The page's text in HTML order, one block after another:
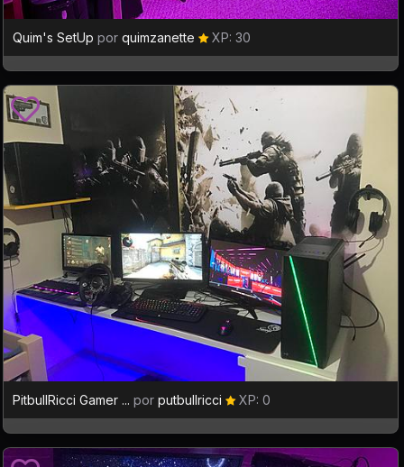
Quim's SetUp por quimzanette XP: 30
PitbullRicci Gamer ... por putbullricci XP: 0